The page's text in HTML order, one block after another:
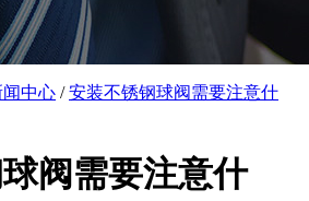
闻中心 /安装不锈钢球阀需要注意什
阀需要注意什